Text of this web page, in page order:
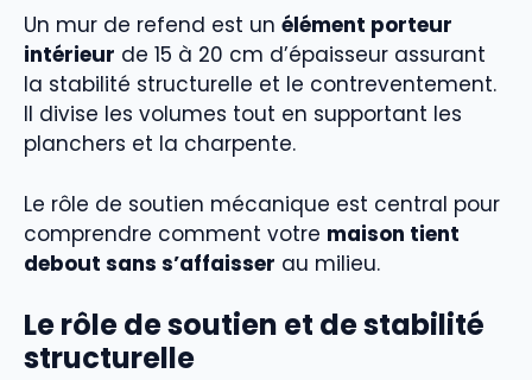
Un mur de refend est un élément porteur
intérieur de 15 à 20 cm d’épaisseur assurant
la stabilité structurelle et le contreventement.
Il divise les volumes tout en supportant les
planchers et la charpente.
Le rôle de soutien mécanique est central pour
comprendre comment votre maison tient
debout sans s’affaisser au milieu.
Le rôle de soutien et de stabilité
structurelle